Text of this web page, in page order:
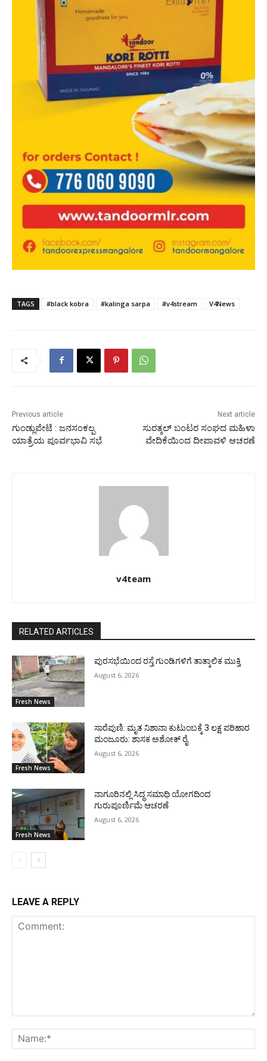
TAGS #black kobra #kalinga sarpa #v4stream V4News
Previous article
ಗುಂಡ್ಲುಪೇಟೆ : ಜನಸಂಕಲ್ಪ
ಯಾತ್ರೆಯ ಪೂರ್ವಭಾವಿ ಸಭೆ
Next article
ಸುರತ್ಕಲ್ ಬಂಟರ ಸಂಘದ ಮಹಿಳಾ
ವೇದಿಕೆಯಿಂದ ದೀಪಾವಳಿ ಆಚರಣೆ
v4team
RELATED ARTICLES
Fresh News
ಪುರಸಭೆಯಿಂದ ರಸ್ತೆ ಗುಂಡಿಗಳಿಗೆ ತಾತ್ಕಾಲಿಕ ಮುಕ್ತಿ
August 6, 2026
Fresh News
ಸಾರೆಪುಣಿ: ಮೃತ ನಿಶಾನಾ ಕುಟುಂಬಕ್ಕೆ 3 ಲಕ್ಷ ಪರಿಹಾರ
ಮಂಜೂರು: ಶಾಸಕ ಅಶೋಕ್ ರೈ
August 6, 2026
Fresh News
ನಾಗೂರಿನಲ್ಲಿ ಸಿದ್ಧ ಸಮಾಧಿ ಯೋಗದಿಂದ
ಗುರುಪೂರ್ಣಿಮೆ ಆಚರಣೆ
August 6, 2026
LEAVE A REPLY